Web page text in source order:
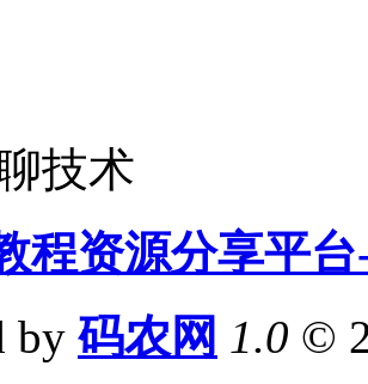
技术
程资源分享平
by 码农网 1.0 ©